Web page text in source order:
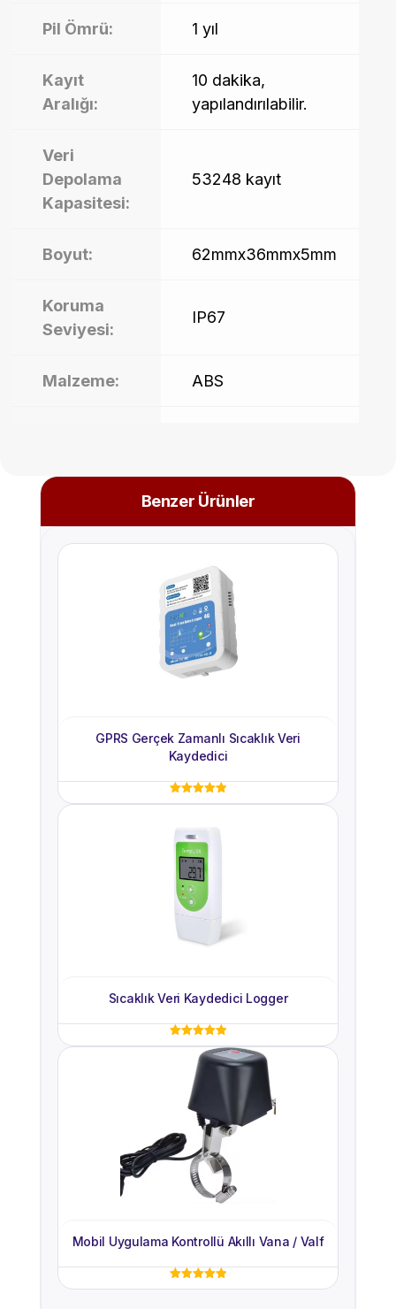
Pil Ömrü: 1 yıl
Kayıt
Aralığı:
10 dakika,
yapılandırılabilir.
Veri
Depolama
Kapasitesi:
53248 kayıt
Boyut: 62mmx36mmx5mm
Koruma
Seviyesi:
IP67
Malzeme: ABS
Benzer Ürünler
GPRS Gerçek Zamanlı Sıcaklık Veri
Kaydedici
5 üzerinden
Sıcaklık Veri Kaydedici Logger
5 üzerinden
5.00
oy aldı
Mobil Uygulama Kontrollü Akıllı Vana / Valf
5 üzerinden